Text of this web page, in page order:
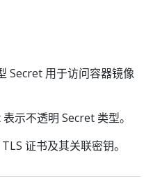
Secret 用于访问容器镜像
示不透明 Secret 类型。
证书及其关联密钥。